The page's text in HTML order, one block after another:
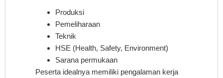
Produksi
Pemeliharaan
Teknik
HSE (Health, Safety, Environment)
Sarana permukaan
Peserta idealnya memiliki pengalaman kerja